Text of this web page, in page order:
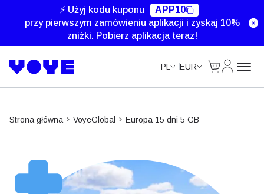
⚡ Użyj kodu kuponu
APP10
przy pierwszym zamówieniu aplikacji i zyskaj 10%
zniżki. Pobierz aplikacja teraz!
PL EUR
Strona główna VoyeGlobal Europa 15 dni 5 GB